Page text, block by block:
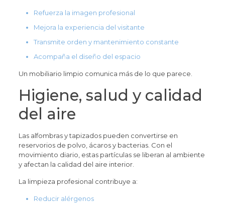
Refuerza la imagen profesional
Mejora la experiencia del visitante
Transmite orden y mantenimiento constante
Acompaña el diseño del espacio
Un mobiliario limpio comunica más de lo que parece.
Higiene, salud y calidad
del aire
Las alfombras y tapizados pueden convertirse en
reservorios de polvo, ácaros y bacterias. Con el
movimiento diario, estas partículas se liberan al ambiente
y afectan la calidad del aire interior.
La limpieza profesional contribuye a:
Reducir alérgenos